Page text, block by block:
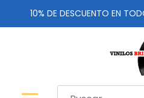
10% DE DESCUENTO EN